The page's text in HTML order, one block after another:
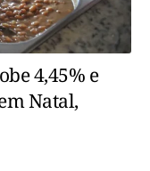
4,45% e
Natal,